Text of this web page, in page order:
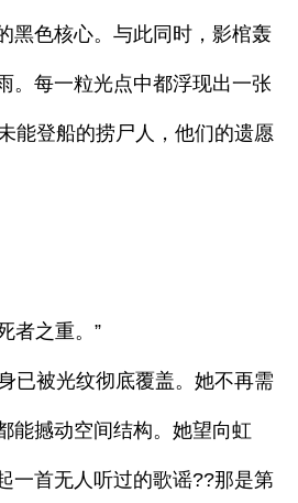
黑色核心。与此同时，影棺轰
。每一粒光点中都浮现出一张
能登船的捞尸人，他们的遗愿
者之重。”
已被光纹彻底覆盖。她不再需
能撼动空间结构。她望向虹
一首无人听过的歌谣??那是第